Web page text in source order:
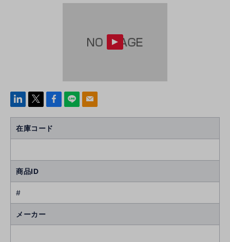
linke
Face
k
line mail
在庫コード
商品ID
#
メーカー